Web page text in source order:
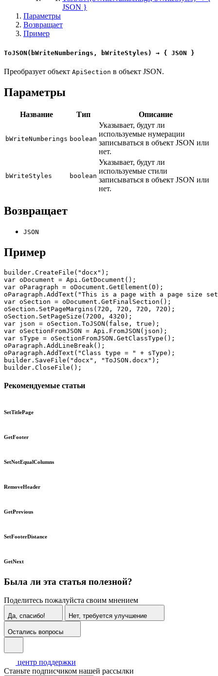
JSON }
Параметры
Возвращает
Пример
ToJSON(bWriteNumberings, bWriteStyles) → { JSON }
Преобразует объект ApiSection в объект JSON.
Параметры
Название Тип Описание
bWriteNumberings boolean
Указывает, будут ли
используемые нумерации
записываться в объект JSON или
нет.
bWriteStyles boolean
Указывает, будут ли
используемые стили
записываться в объект JSON или
нет.
Возвращает
JSON
Пример
builder.CreateFile("docx");
var oDocument = Api.GetDocument();
var oParagraph = oDocument.GetElement(0);
oParagraph.AddText("This is a page with a page size
var oSection = oDocument.GetFinalSection();
oSection.SetPageMargins(720, 720, 720, 720);
oSection.SetPageSize(7200, 4320);
var json = oSection.ToJSON(false, true);
var oSectionFromJSON = Api.FromJSON(json);
var sType = oSectionFromJSON.GetClassType();
oParagraph.AddLineBreak();
oParagraph.AddText("Class type = " + sType);
builder.SaveFile("docx", "ToJSON.docx");
builder.CloseFile();
Рекомендуемые статьи
SetTitlePage
GetFooter
SetNotEqualColumns
RemoveHeader
GetPrevious
SetFooterDistance
GetNext
Была ли эта статья полезной?
Поделитесь пожалуйста своим мнением
Да, спасибо! Нет, требуется улучшение
Остались вопросы
центр поддержки
Станьте подписчиком нашей рассылки